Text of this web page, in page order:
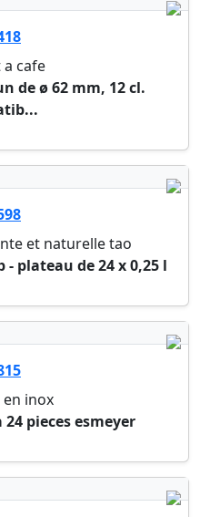
sabert
x 23 cm (-18°/+100°)
sabert
(1400 ml) (paquet
sabert
de 200 pieces)
sabert
de 300 pieces)